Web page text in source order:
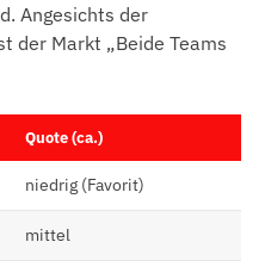
Angesichts der
der Markt „Beide Teams
Quote (ca.)
niedrig (Favorit)
mittel